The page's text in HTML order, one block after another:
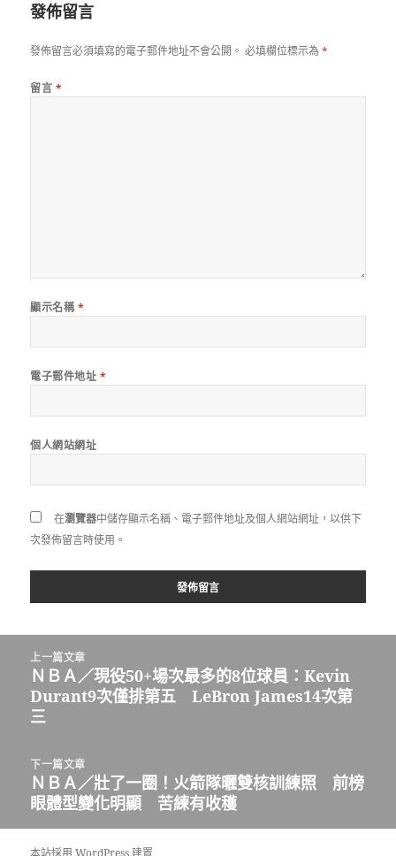
發佈留言
發佈留言必須填寫的電子郵件地址不會公開。 必填欄位標示為*
留言 *
顯示名稱 *
電子郵件地址 *
個人網站網址
在瀏覽器中儲存顯示名稱、電子郵件地址及個人網站網址，以供下
次發佈留言時使用。
上一篇文章
上
一
篇
章:
ＮＢＡ／現役50+場次最多的8位球員：Kevin
Durant9次僅排第五 LeBron James14次第
三
下一篇文章
下
一
篇
文
ＮＢＡ／壯了一圈！火箭隊曬雙核訓練照 前榜
眼體型變化明顯 苦練有收穫
本站採用 WordPress 建置